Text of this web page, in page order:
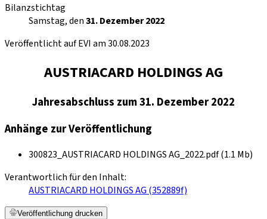
Bilanzstichtag
Samstag, den31. Dezember 2022
Veröffentlicht auf EVI am 30.08.2023
AUSTRIACARD HOLDINGS AG
Jahresabschluss zum 31. Dezember 2022
Anhänge zur Veröffentlichung
300823_AUSTRIACARD HOLDINGS AG_2022.pdf (1.1 Mb)
Verantwortlich für den Inhalt:
AUSTRIACARD HOLDINGS AG (352889f)
Veröffentlichung drucken